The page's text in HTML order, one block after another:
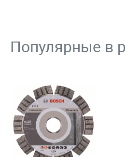
Популярные в